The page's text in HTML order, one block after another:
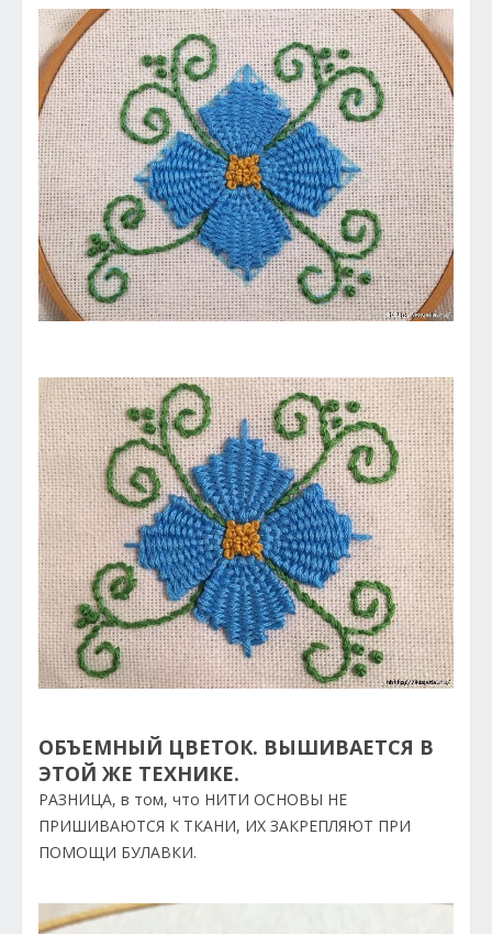
ОБЪЕМНЫЙ ЦВЕТОК. ВЫШИВАЕТСЯ В
ЭТОЙ ЖЕ ТЕХНИКЕ.
РАЗНИЦА, в том, что НИТИ ОСНОВЫ НЕ
ПРИШИВАЮТСЯ К ТКАНИ, ИХ ЗАКРЕПЛЯЮТ ПРИ
ПОМОЩИ БУЛАВКИ.